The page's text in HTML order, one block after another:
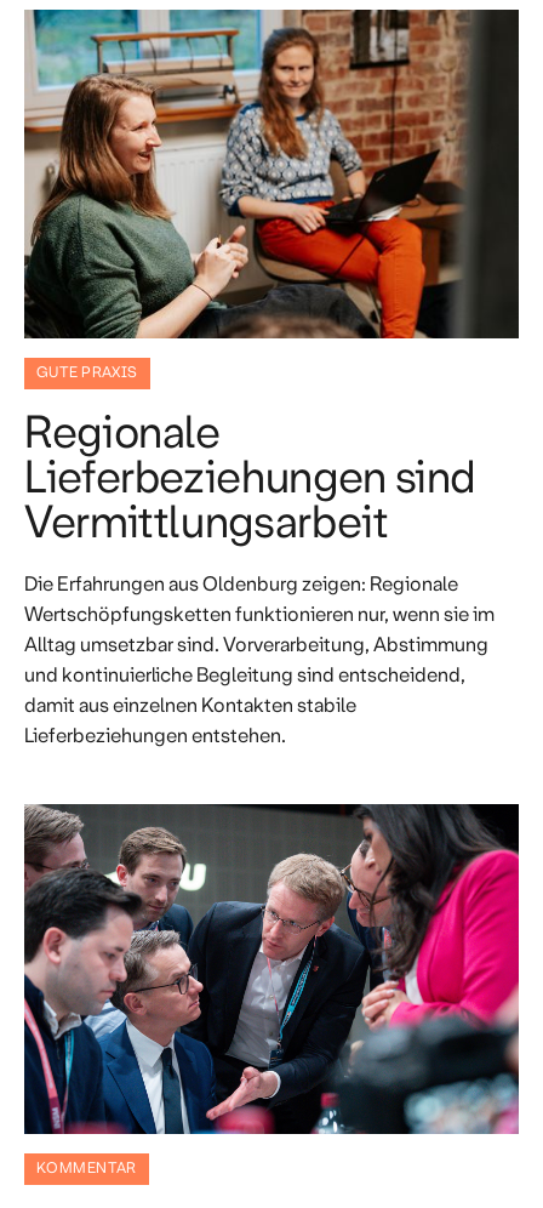
GUTE PRAXIS
Regionale
Lieferbeziehungen sind
Vermittlungsarbeit
Die Erfahrungen aus Oldenburg zeigen: Regionale
Wertschöpfungsketten funktionieren nur, wenn sie im
Alltag umsetzbar sind. Vorverarbeitung, Abstimmung
und kontinuierliche Begleitung sind entscheidend,
damit aus einzelnen Kontakten stabile
Lieferbeziehungen entstehen.
KOMMENTAR